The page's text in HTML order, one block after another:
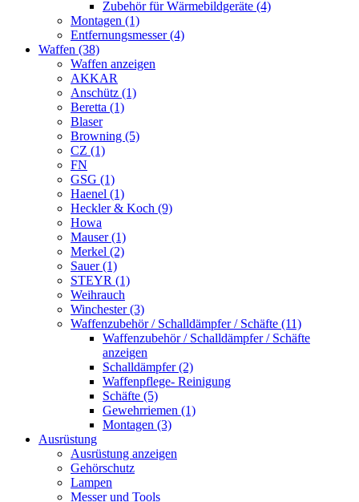
Zubehör für Wärmebildgeräte (4)
Montagen (1)
Entfernungsmesser (4)
Waffen (38)
Waffen anzeigen
AKKAR
Anschütz (1)
Beretta (1)
Blaser
Browning (5)
CZ (1)
FN
GSG (1)
Haenel (1)
Heckler & Koch (9)
Howa
Mauser (1)
Merkel (2)
Sauer (1)
STEYR (1)
Weihrauch
Winchester (3)
Waffenzubehör / Schalldämpfer / Schäfte (11)
Waffenzubehör / Schalldämpfer / Schäfte
anzeigen
Schalldämpfer (2)
Waffenpflege- Reinigung
Schäfte (5)
Gewehrriemen (1)
Montagen (3)
Ausrüstung
Ausrüstung anzeigen
Gehörschutz
Lampen
Messer und Tools